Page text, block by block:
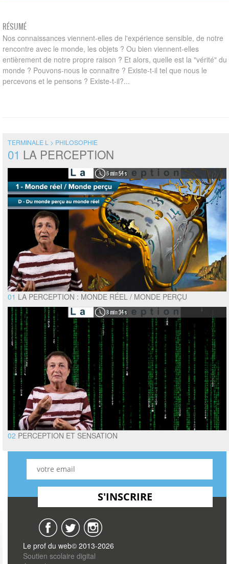
RÉSUMÉ
Nos connaissances viennent-elles de l'expérience sensible, de notre
rencontre avec le monde, les objets ? Ou bien viennent-elles
entièrement de notre propre raison ? Et alors, quelle est la "vérité" du
monde ? Pouvons-nous le connaitre ? Existe-t-il tel que nous le
percevons et le pensons ? Existe-t-il?...
TERMINALE L > PHILOSOPHIE
01 LA PERCEPTION
6 min 54 s
01 LA PERCEPTION : MONDE RÉEL / MONDE PERÇU
8 min 34 s
02 PERCEPTION ET SENSATION
Le prof du web© 2013-2026
Soutien scolaire digital